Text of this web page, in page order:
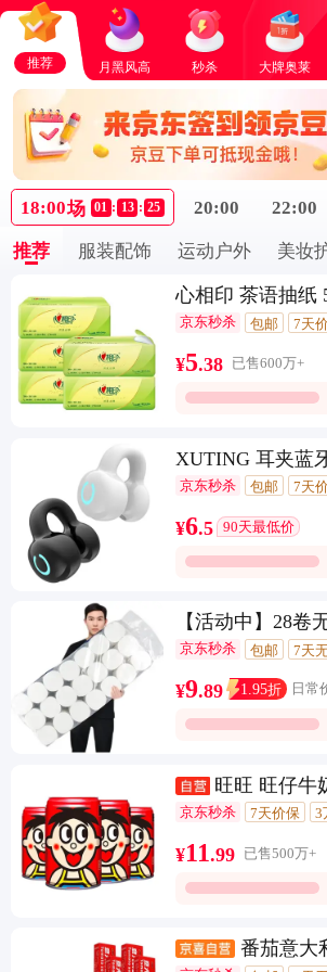
推荐 月黑风高 秒杀 大牌奥莱
18:00场 01 : 13 : 25 20:00 22:00
推荐 服装配饰 运动户外 美妆
心相印 茶语抽纸
京东秒杀 包邮 7天
¥5.38 已售600万+
XUTING 耳夹蓝
京东秒杀 包邮 7天
¥6.5 90天最低价
【活动中】28卷
京东秒杀 包邮
7天
¥9.89 1.95折 日常
旺旺 旺仔牛
京东秒杀 7天价保 3
¥11.99 已售500万+
番茄意大